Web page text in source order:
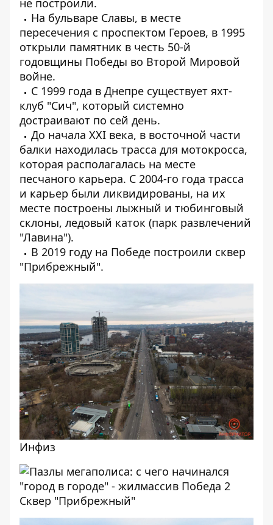
не построили.
На бульваре Славы, в месте
пересечения с проспектом Героев, в 1995
открыли памятник в честь 50-й
годовщины Победы во Второй Мировой
войне.
С 1999 года в Днепре существует яхт-
клуб "Сич", который системно
достраивают по сей день.
До начала XXI века, в восточной части
балки находилась трасса для мотокросса,
которая располагалась на месте
песчаного карьера. С 2004-го года трасса
и карьер были ликвидированы, на их
месте построены лыжный и тюбинговый
склоны, ледовый каток (парк развлечений
"Лавина").
В 2019 году на Победе построили сквер
"Прибрежный".
Инфиз
Сквер "Прибрежный"